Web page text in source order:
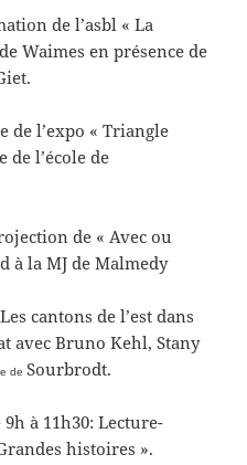
de l’asbl « La
Waimes en présence de
de l’expo « Triangle
de l’école de
de « Avec ou
à la MJ de Malmedy
cantons de l’est dans
avec Bruno Kehl, Stany
deSourbrodt.
9h à 11h30: Lecture-
histoires ».